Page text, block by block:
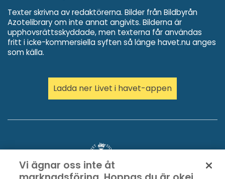
Texter skrivna av redaktörerna. Bilder från Bildbyrån
Azotelibrary om inte annat angivits. Bilderna är
upphovsrättsskyddade, men texterna får användas
fritt i icke-kommersiella syften så länge havet.nu anges
som källa.
Ladda ner Livet i havet-appen
Vi ägnar oss inte åt